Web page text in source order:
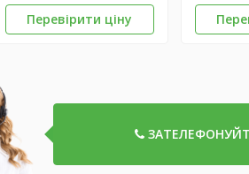
Перевірити ціну